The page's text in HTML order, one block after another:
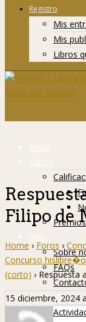
Registro
Mis
Mis
Libros
Inicio
Libros
Info
Sobre
FAQs
Hislibreños
Filipo de
Home › Foros ›
Concurso hislibre�o
(corto) › Respuesta
15 diciembre, 2024